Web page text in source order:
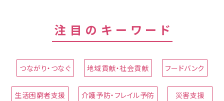
注目のキーワード
つながり・つなぐ 地域貢献・社会貢献 フードバンク
生活困窮者支援 介護予防・フレイル予防 災害支援